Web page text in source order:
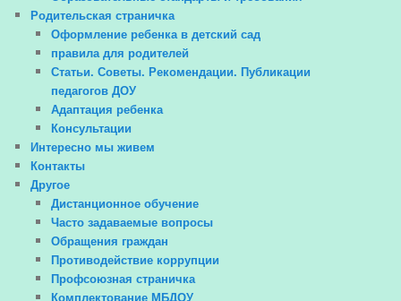
Родительская страничка
Оформление ребенка в детский сад
правила для родителей
Статьи. Советы. Рекомендации. Публикации
педагогов ДОУ
Адаптация ребенка
Консультации
Интересно мы живем
Контакты
Другое
Дистанционное обучение
Часто задаваемые вопросы
Обращения граждан
Противодействие коррупции
Профсоюзная страничка
Комплектование МБДОУ